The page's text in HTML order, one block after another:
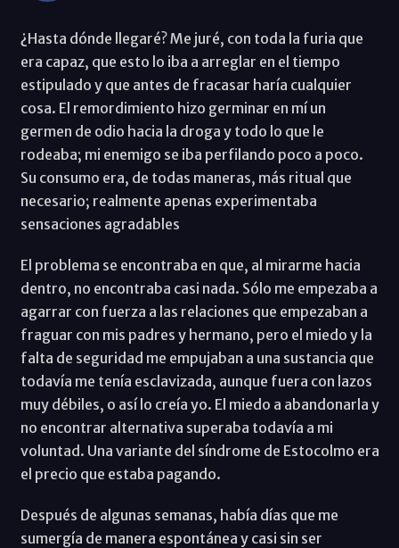
¿Hasta dónde llegaré? Me juré, con toda la furia que
era capaz, que esto lo iba a arreglar en el tiempo
estipulado y que antes de fracasar haría cualquier
cosa. El remordimiento hizo germinar en mí un
germen de odio hacia la droga y todo lo que le
rodeaba; mi enemigo se iba perfilando poco a poco.
Su consumo era, de todas maneras, más ritual que
necesario; realmente apenas experimentaba
sensaciones agradables
El problema se encontraba en que, al mirarme hacia
dentro, no encontraba casi nada. Sólo me empezaba a
agarrar con fuerza a las relaciones que empezaban a
fraguar con mis padres y hermano, pero el miedo y la
falta de seguridad me empujaban a una sustancia que
todavía me tenía esclavizada, aunque fuera con lazos
muy débiles, o así lo creía yo. El miedo a abandonarla y
no encontrar alternativa superaba todavía a mi
voluntad. Una variante del síndrome de Estocolmo era
el precio que estaba pagando.
Después de algunas semanas, había días que me
sumergía de manera espontánea y casi sin ser